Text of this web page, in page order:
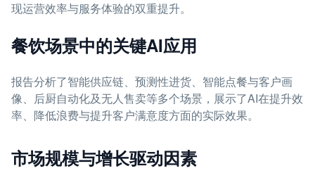
现运营效率与服务体验的双重提升。
餐饮场景中的关键AI应用
报告分析了智能供应链、预测性进货、智能点餐与客户画
像、后厨自动化及无人售卖等多个场景，展示了AI在提升效
率、降低浪费与提升客户满意度方面的实际效果。
市场规模与增长驱动因素